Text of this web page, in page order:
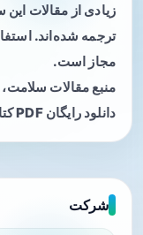
زیادی از مقالات
ترجمه شده‌اند.
مجاز است.
منبع مقالات
دانلود رایگان PDF کتاب‌های پزشکی.
شرکت